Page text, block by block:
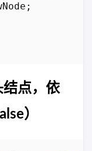
;
点，依
）